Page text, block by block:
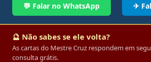
💬 Falar no WhatsApp ✈
🔮 Não sabes se ele volta?
As cartas do Mestre Cruz respondem em
consulta grátis.